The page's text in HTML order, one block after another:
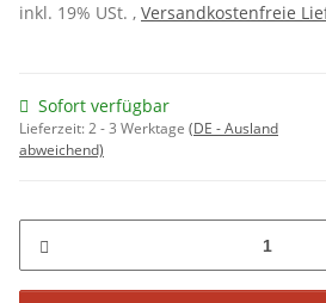
inkl. 19% USt. , Versandkostenfreie
Sofort verfügbar
Lieferzeit:2 - 3 Werktage (DE - Ausland
abweichend)